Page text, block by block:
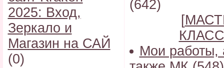
2025: Вход,
Зеркало и
Магазин на САЙ
(0)
(642)
[
Мои работы,